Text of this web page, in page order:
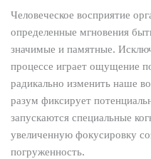
Человеческое восприятие
определенные мгновения
значимые и памятные.
процессе играет ощущение
радикально изменить наше
разум фиксирует
запускаются специальные
увеличенную фокусировку
погруженность.